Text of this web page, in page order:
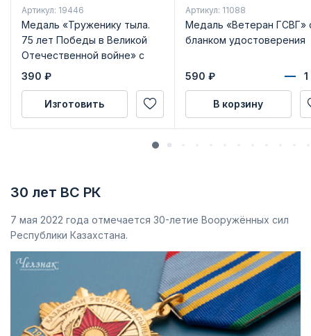
Артикул: 19446
Медаль «Труженику тыла.
75 лет Победы в Великой
Отечественной войне» с
бланком удостоверения
390 ₽
Изготовить
Артикул: 11088
Медаль «Ветеран ГСВГ»
бланком удостоверения
590 ₽
В корзину
30 лет ВС РК
7 мая 2022 года отмечается 30-летие Вооружённых сил
Республики Казахстана.